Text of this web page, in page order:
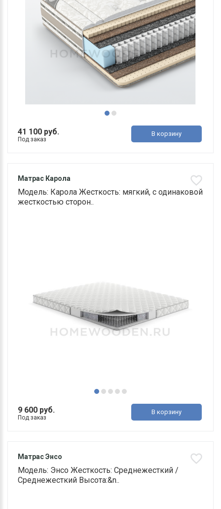
41 100 руб.
Под заказ
В корзину
Матрас Карола
Модель: Карола Жесткость: мягкий, с одинаковой
жесткостью сторон..
9 600 руб.
Под заказ
В корзину
Матрас Энсо
Модель: Энсо Жесткость: Среднежесткий /
Среднежесткий Высота:&n..